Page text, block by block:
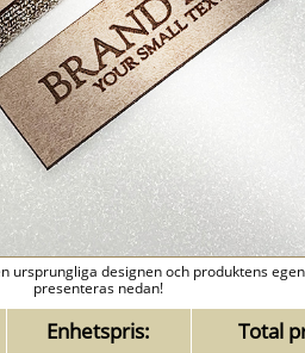
ursprungliga designen och produktens
presenteras nedan!
Enhetspris: Total